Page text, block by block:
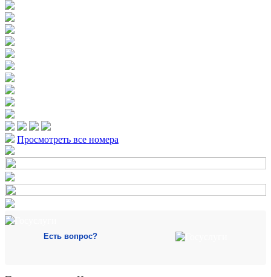
Просмотреть все номера
Есть вопрос?